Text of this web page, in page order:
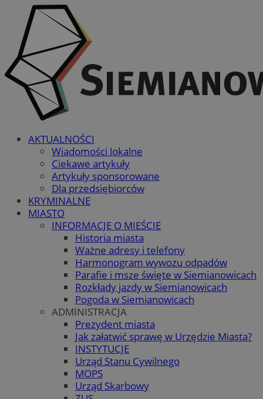
AKTUALNOŚCI
Wiadomości lokalne
Ciekawe artykuły
Artykuły sponsorowane
Dla przedsiębiorców
KRYMINALNE
MIASTO
INFORMACJE O MIEŚCIE
Historia miasta
Ważne adresy i telefony
Harmonogram wywozu odpadów
Parafie i msze święte w Siemianowicach
Rozkłady jazdy w Siemianowicach
Pogoda w Siemianowicach
ADMINISTRACJA
Prezydent miasta
Jak załatwić sprawę w Urzędzie Miasta?
INSTYTUCJE
Urząd Stanu Cywilnego
MOPS
Urząd Skarbowy